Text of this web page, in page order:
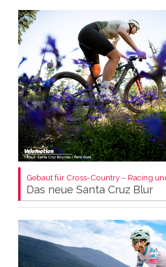
Gebaut für Cross-Country – Racing
Das neue Santa Cruz Blur